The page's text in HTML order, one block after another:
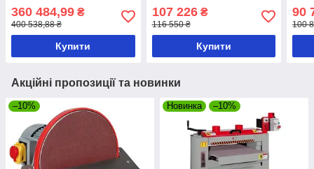
360 484,99 ₴
400 538,88 ₴
Купити
107 226₴
116 550 ₴
Купити
90
100
Акційні пропозиції та новинки
–10% Новинка –10%